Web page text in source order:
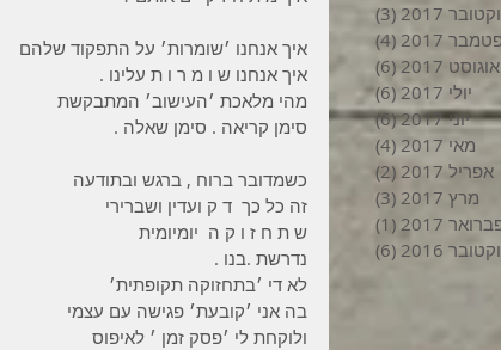
איך אנחנו ׳שומרות׳ על התפקוד שלהם
איך אנחנו ש ו מ ר ו ת עלינו .
מהי מלאכת ׳העישוב׳ המתבקשת
סימן קריאה . סימן שאלה .
כשמדובר ברוח , ברגש ובתודעה
זה כל כך  ד ק ועדין ושברירי
ש ת ח ז ו ק ה  יומיומית
נדרשת .בנו .
לא די ׳בתחזוקה תקופתית׳
בה אני ׳קובעת׳ פגישה עם עצמי
ולוקחת לי ׳פסק זמן ׳ לאיפוס
2017
(3)
2017
(4)
אוגוסט 2017
(6)
יולי 2017
(6)
6 פוסטים
יוני 2017
(6)
6 פוסטים
מאי 2017
(4)
4 פוסטים
אפריל 2017
(2)
מרץ 2017
(3)
2017
(1)
2016
(6)